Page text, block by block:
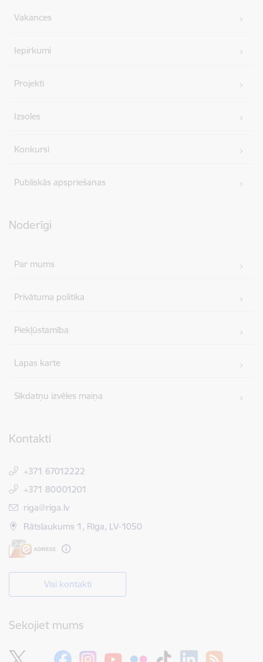
Vakances
Iepirkumi
Projekti
Izsoles
Konkursi
Publiskās apspriešanas
Noderīgi
Par mums
Privātuma politika
Piekļūstamība
Lapas karte
Sīkdatņu izvēles maiņa
Kontakti
+371 67012222
+371 80001201
E-pasts:
riga@riga.lv
Rātslaukums 1, Rīga, LV-1050
Visi kontakti
Sekojiet mums